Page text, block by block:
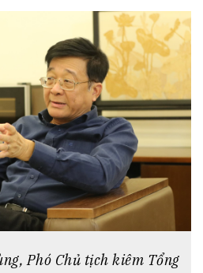
Phó Chủ tịch kiêm Tổng